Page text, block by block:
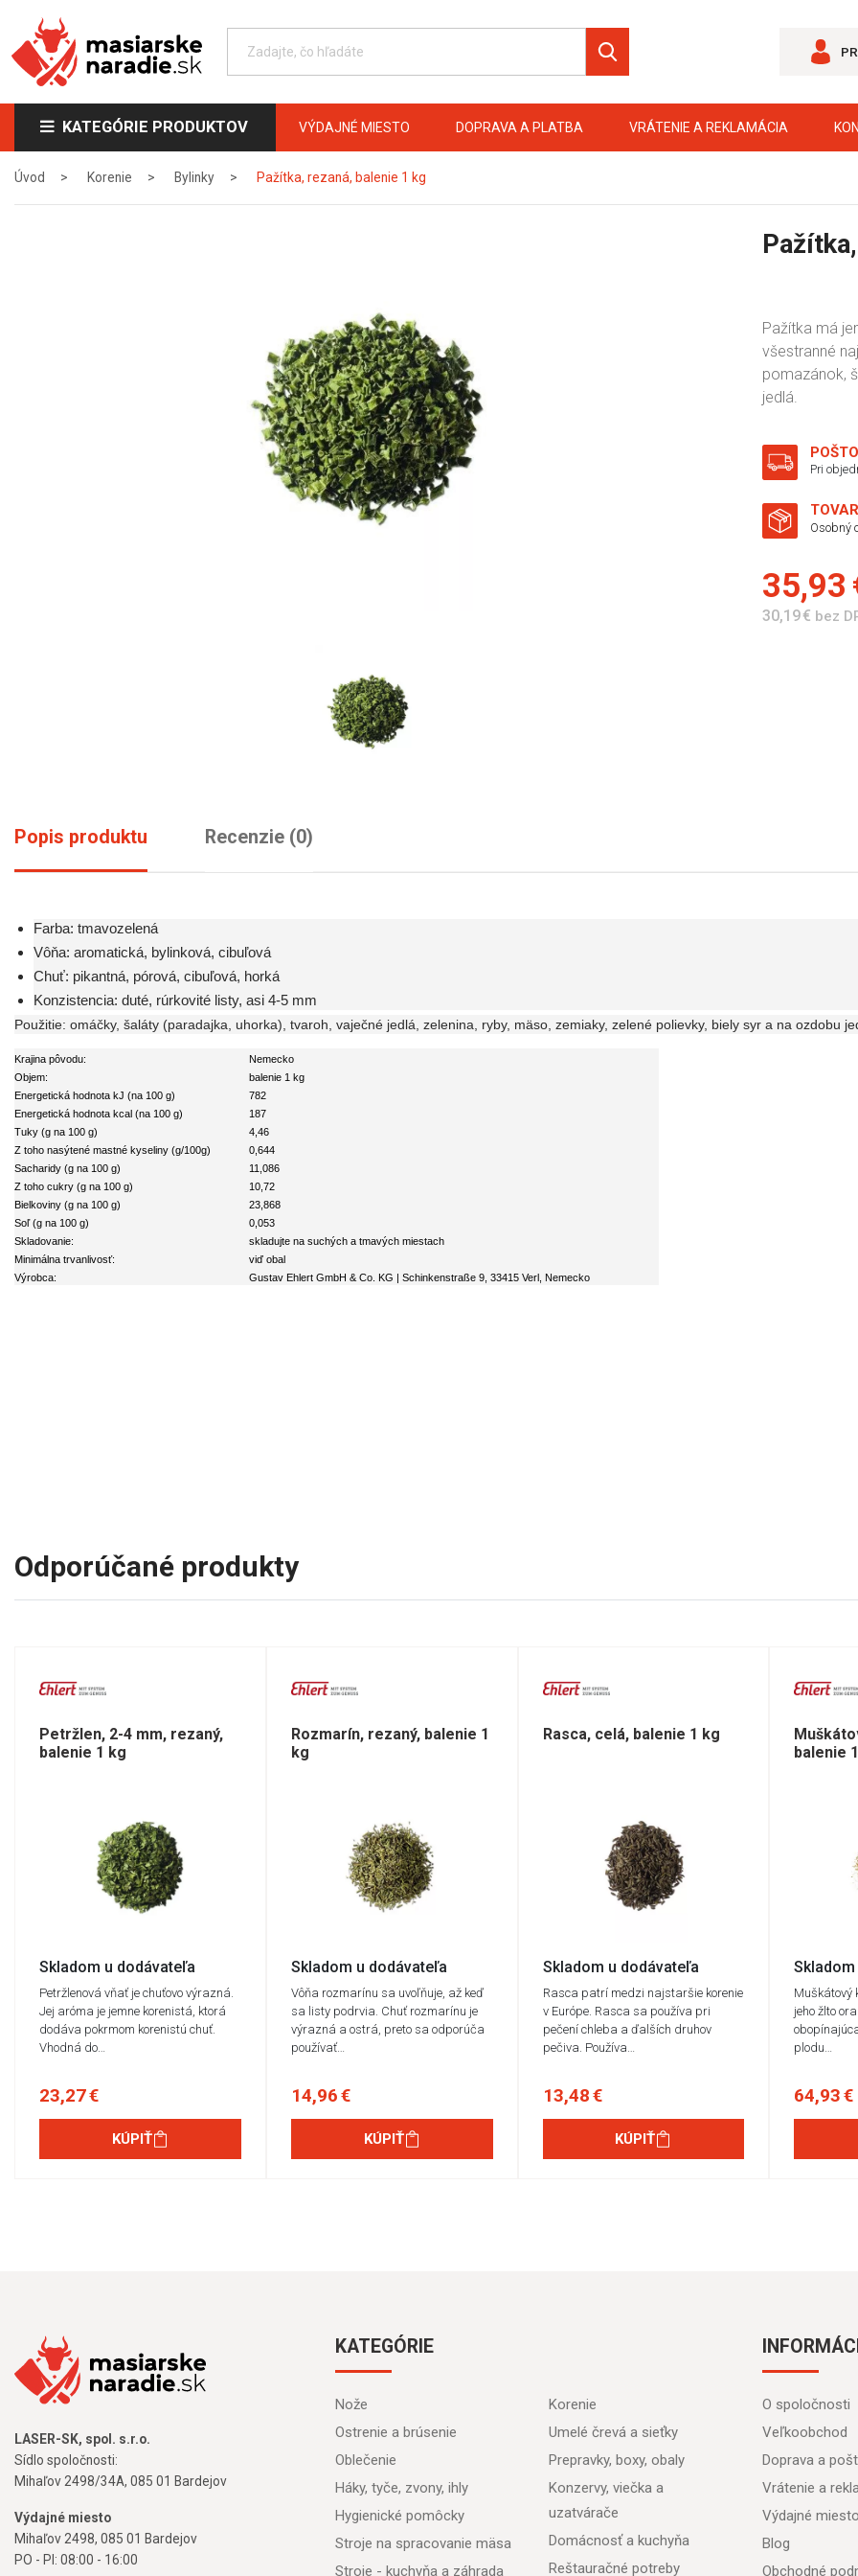
KATEGÓRIE PRODUKTOV VÝDAJNÉ MIESTO DOPRAVA A PLATBA VRÁTENIE A REKLAMÁCIA
Úvod Korenie Bylinky Pažítka, rezaná, balenie 1 kg
Pažítka má
všestranné
pomazánok,
jedlá.
Pri
Osobný
30,19 € bez
Popis produktu Recenzie (0)
Farba: tmavozelená
Vôňa: aromatická, bylinková, cibuľová
Chuť: pikantná, pórová, cibuľová, horká
Konzistencia: duté, rúrkovité listy, asi 4-5 mm
Použitie: omáčky, šaláty (paradajka, uhorka), tvaroh, vaječné jedlá, zelenina, ryby, mäso, zemiaky, zelené polievky, biely syr a na ozdobu
Krajina pôvodu:
Nemecko
Objem:
balenie 1 kg
Energetická hodnota kJ (na 100 g)
782
Energetická hodnota kcal (na 100 g)
187
Tuky (g na 100 g)
4,46
Z toho nasýtené mastné kyseliny (g/100g)
0,644
Sacharidy (g na 100 g)
11,086
Z toho cukry (g na 100 g)
10,72
Bielkoviny (g na 100 g)
23,868
Soľ (g na 100 g)
0,053
Skladovanie:
skladujte na suchých a tmavých miestach
Minimálna trvanlivosť:
viď obal
Výrobca:
Gustav Ehlert GmbH & Co. KG | Schinkenstraße 9, 33415 Verl, Nemecko
Odporúčané produkty
Petržlen, 2-4 mm, rezaný,
balenie 1 kg
Skladom u dodávateľa
Petržlenová vňať je chuťovo výrazná.
Jej aróma je jemne korenistá, ktorá
dodáva pokrmom korenistú chuť.
Vhodná do…
23,27 €
KÚPIŤ
Rozmarín, rezaný, balenie 1
kg
Skladom u dodávateľa
Vôňa rozmarínu sa uvoľňuje, až keď
sa listy podrvia. Chuť rozmarínu je
výrazná a ostrá, preto sa odporúča
používať…
14,96 €
KÚPIŤ
Rasca, celá, balenie 1 kg
Skladom u dodávateľa
Rasca patrí medzi najstaršie korenie
v Európe. Rasca sa používa pri
pečení chleba a ďalších druhov
pečiva. Používa…
13,48 €
KÚPIŤ
balenie
Muškátový
jeho žlto
plodu…
64,93 €
LASER-SK, spol. s.r.o.
Sídlo spoločnosti:
Mihaľov 2498/34A, 085 01 Bardejov
Výdajné miesto
Mihaľov 2498, 085 01 Bardejov
PO - PI: 08:00 - 16:00
KATEGÓRIE
Nože
Ostrenie a brúsenie
Oblečenie
Háky, tyče, zvony, ihly
Hygienické pomôcky
Stroje na spracovanie mäsa
Stroje - kuchyňa a záhrada
Korenie
Umelé črevá a sieťky
Prepravky, boxy, obaly
Konzervy, viečka a
uzatvárače
Domácnosť a kuchyňa
Reštauračné potreby
O spoločnosti
Veľkoobchod
Doprava a
Vrátenie a
Výdajné
Blog
Obchodné